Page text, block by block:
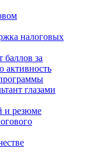
налоговых
баллов за
активность
глазами
и резюме